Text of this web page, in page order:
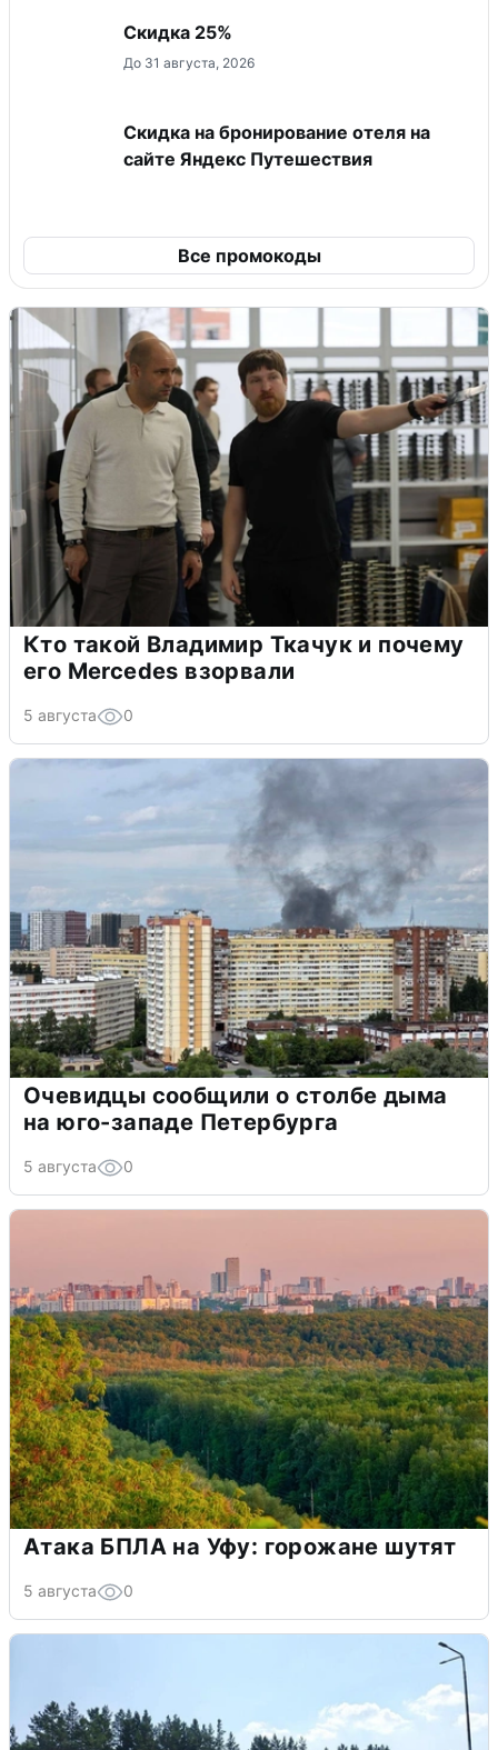
Скидка 25%
До 31 августа, 2026
Скидка на бронирование отеля на
сайте Яндекс Путешествия
Все промокоды
Кто такой Владимир Ткачук и почему
его Mercedes взорвали
5 августа 0
Очевидцы сообщили о столбе дыма
на юго-западе Петербурга
5 августа 0
Атака БПЛА на Уфу: горожане шутят
5 августа 0